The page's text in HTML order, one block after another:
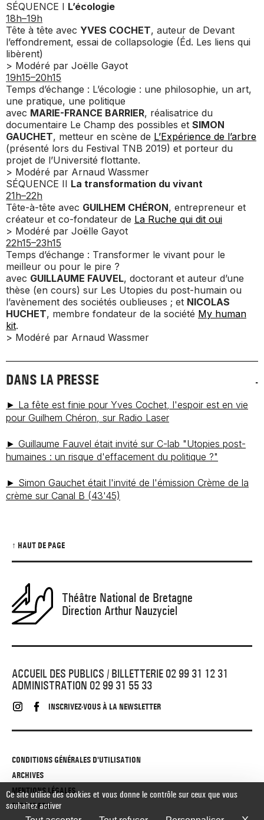
SÉQUENCE I L’écologie
18h–19h
Tête à tête avec YVES COCHET, auteur de Devant
l’effondrement, essai de collapsologie (Éd. Les liens qui
libèrent)
> Modéré par Joëlle Gayot
19h15–20h15
Temps d’échange : L’écologie : une philosophie, un art,
une pratique, une politique
avec MARIE-FRANCE BARRIER, réalisatrice du
documentaire Le Champ des possibles et SIMON
GAUCHET, metteur en scène de L’Expérience de l’arbre
(présenté lors du Festival TNB 2019) et porteur du
projet de l’Université flottante.
> Modéré par Arnaud Wassmer
SÉQUENCE II La transformation du vivant
21h–22h
Tête-à-tête avec GUILHEM CHÉRON, entrepreneur et
créateur et co-fondateur de La Ruche qui dit oui
> Modéré par Joëlle Gayot
22h15–23h15
Temps d’échange : Transformer le vivant pour le
meilleur ou pour le pire ?
avec GUILLAUME FAUVEL, doctorant et auteur d’une
thèse (en cours) sur Les Utopies du post-humain ou
l’avènement des sociétés oublieuses ; et NICOLAS
HUCHET, membre fondateur de la société My human
kit.
> Modéré par Arnaud Wassmer
DANS LA PRESSE
► La fête est finie pour Yves Cochet, l'espoir est en vie
pour Guilhem Chéron, sur Radio Laser
► Guillaume Fauvel était invité sur C-lab "Utopies post-
humaines : un risque d'effacement du politique ?"
► Simon Gauchet était l'invité de l'émission Crème de la
crème sur Canal B (43'45)
↑ HAUT DE PAGE
Théâtre National de Bretagne
Direction Arthur Nauzyciel
ACCUEIL DES PUBLICS / BILLETTERIE 02 99 31 12 31
ADMINISTRATION 02 99 31 55 33
INSCRIVEZ-VOUS À LA NEWSLETTER
CONDITIONS GÉNÉRALES D'UTILISATION
ARCHIVES
MENTIONS LÉGALES
ESPACE PRO
Ce site utilise des cookies et vous donne le contrôle sur ceux que vous
souhaitez activer